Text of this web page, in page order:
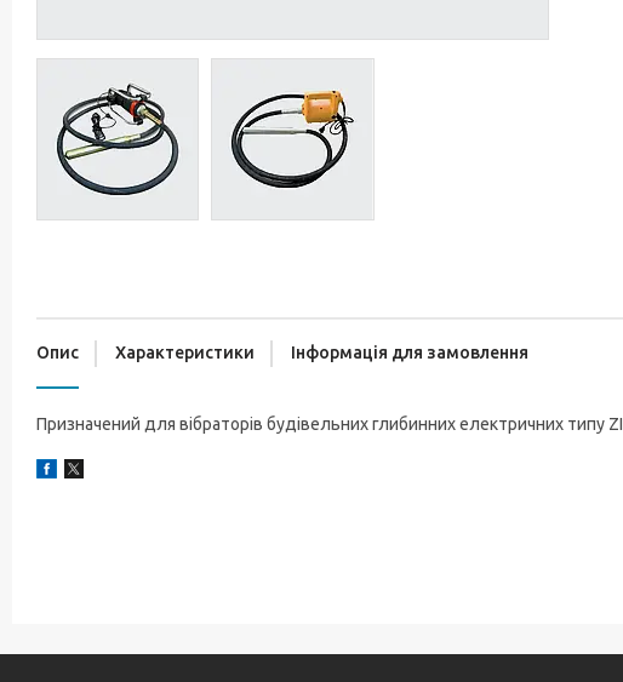
Опис Характеристики Інформація для замовлення
Призначений для вібраторів будівельних глибинних електричних типу